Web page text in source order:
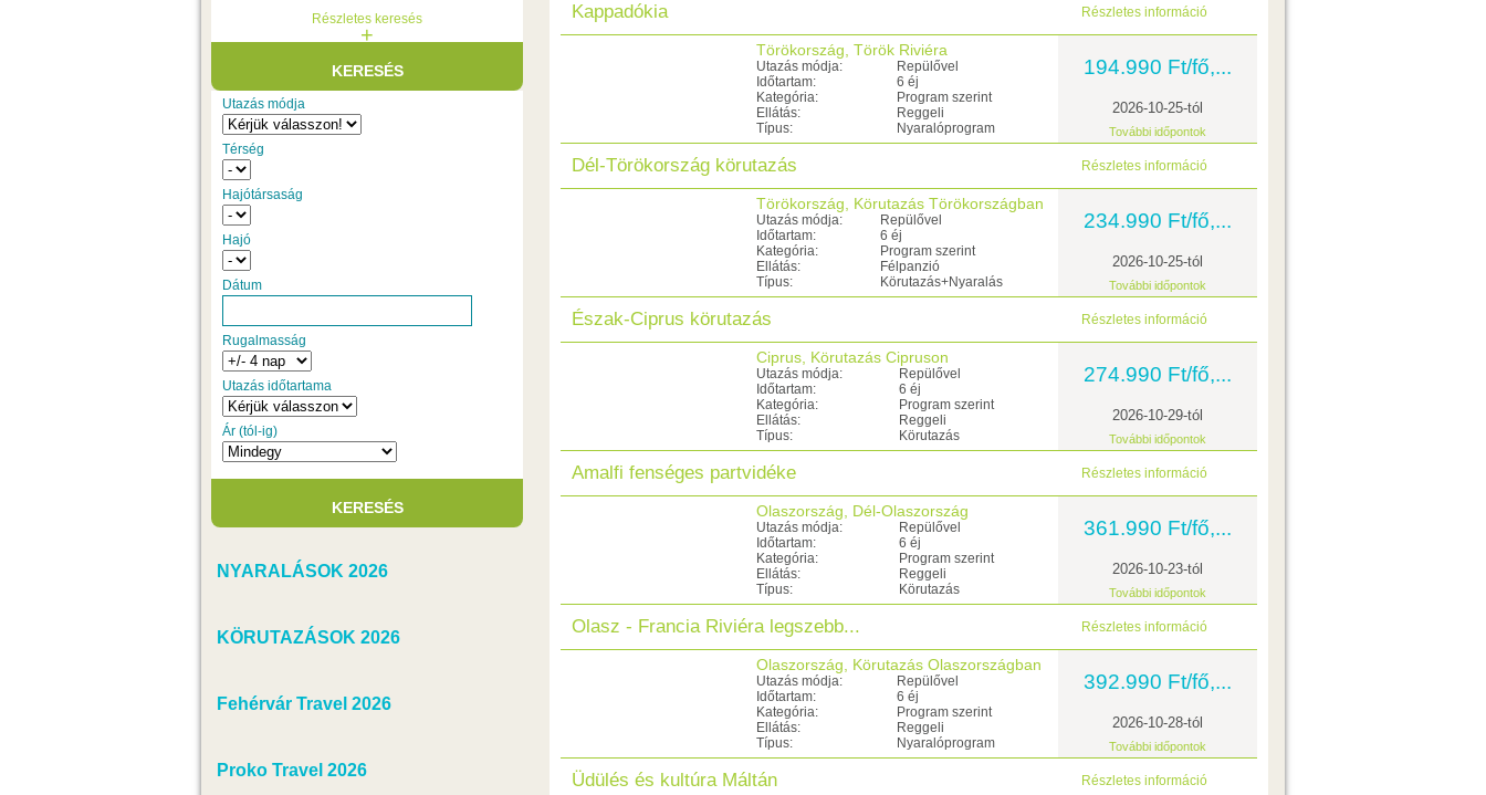
Részletes keresés
+
Utazás módja
Térség
Hajótársaság
Hajó
Dátum
Rugalmasság
Utazás időtartama
Ár (tól-ig)
NYARALÁSOK 2026
KÖRUTAZÁSOK 2026
Fehérvár Travel 2026
Proko Travel 2026
Kappadókia Részletes információ
Törökország, Török Riviéra
Utazás módja:
Repülővel
Időtartam:
6 éj
Kategória:
Program szerint
Ellátás:
Reggeli
Típus:
Nyaralóprogram
194.990 Ft/fő,...
2026-10-25-tól
További időpontok
Dél-Törökország körutazás Részletes információ
Törökország, Körutazás Törökországban
Utazás módja:
Repülővel
Időtartam:
6 éj
Kategória:
Program szerint
Ellátás:
Félpanzió
Típus:
Körutazás+Nyaralás
234.990 Ft/fő,...
2026-10-25-tól
További időpontok
Észak-Ciprus körutazás Részletes információ
Ciprus, Körutazás Cipruson
Utazás módja:
Repülővel
Időtartam:
6 éj
Kategória:
Program szerint
Ellátás:
Reggeli
Típus:
Körutazás
274.990 Ft/fő,...
2026-10-29-tól
További időpontok
Amalfi fenséges partvidéke Részletes információ
Olaszország, Dél-Olaszország
Utazás módja:
Repülővel
Időtartam:
6 éj
Kategória:
Program szerint
Ellátás:
Reggeli
Típus:
Körutazás
361.990 Ft/fő,...
2026-10-23-tól
További időpontok
Olasz - Francia Riviéra legszebb... Részletes információ
Olaszország, Körutazás Olaszországban
Utazás módja:
Repülővel
Időtartam:
6 éj
Kategória:
Program szerint
Ellátás:
Reggeli
Típus:
Nyaralóprogram
392.990 Ft/fő,...
2026-10-28-tól
További időpontok
Üdülés és kultúra Máltán Részletes információ